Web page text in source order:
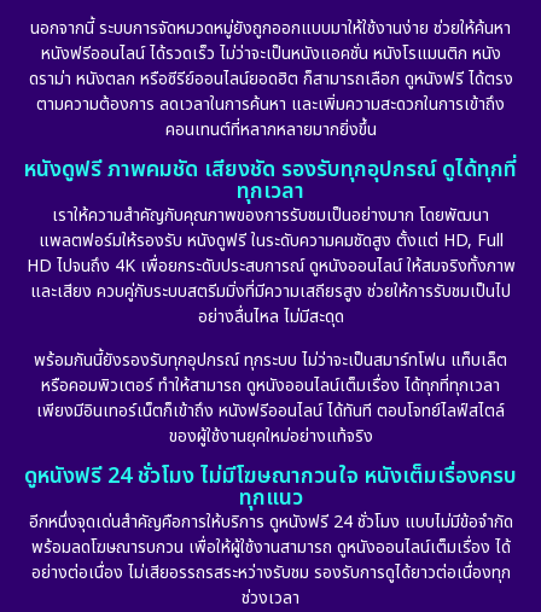
นอกจากนี้ ระบบการจัดหมวดหมู่ยังถูกออกแบบมาให้ใช้งานง่าย ช่วยให้ค้นหา
หนังฟรีออนไลน์ ได้รวดเร็ว ไม่ว่าจะเป็นหนังแอคชั่น หนังโรแมนติก หนัง
ดราม่า หนังตลก หรือซีรีย์ออนไลน์ยอดฮิต ก็สามารถเลือก ดูหนังฟรี ได้ตรง
ตามความต้องการ ลดเวลาในการค้นหา และเพิ่มความสะดวกในการเข้าถึง
คอนเทนต์ที่หลากหลายมากยิ่งขึ้น
หนังดูฟรี ภาพคมชัด เสียงชัด รองรับทุกอุปกรณ์ ดูได้ทุกที่
ทุกเวลา
เราให้ความสำคัญกับคุณภาพของการรับชมเป็นอย่างมาก โดยพัฒนา
แพลตฟอร์มให้รองรับ หนังดูฟรี ในระดับความคมชัดสูง ตั้งแต่ HD, Full
HD ไปจนถึง 4K เพื่อยกระดับประสบการณ์ ดูหนังออนไลน์ ให้สมจริงทั้งภาพ
และเสียง ควบคู่กับระบบสตรีมมิ่งที่มีความเสถียรสูง ช่วยให้การรับชมเป็นไป
อย่างลื่นไหล ไม่มีสะดุด
พร้อมกันนี้ยังรองรับทุกอุปกรณ์ ทุกระบบ ไม่ว่าจะเป็นสมาร์ทโฟน แท็บเล็ต
หรือคอมพิวเตอร์ ทำให้สามารถ ดูหนังออนไลน์เต็มเรื่อง ได้ทุกที่ทุกเวลา
เพียงมีอินเทอร์เน็ตก็เข้าถึง หนังฟรีออนไลน์ ได้ทันที ตอบโจทย์ไลฟ์สไตล์
ของผู้ใช้งานยุคใหม่อย่างแท้จริง
ดูหนังฟรี 24 ชั่วโมง ไม่มีโฆษณากวนใจ หนังเต็มเรื่องครบ
ทุกแนว
อีกหนึ่งจุดเด่นสำคัญคือการให้บริการ ดูหนังฟรี 24 ชั่วโมง แบบไม่มีข้อจำกัด
พร้อมลดโฆษณารบกวน เพื่อให้ผู้ใช้งานสามารถ ดูหนังออนไลน์เต็มเรื่อง ได้
อย่างต่อเนื่อง ไม่เสียอรรถรสระหว่างรับชม รองรับการดูได้ยาวต่อเนื่องทุก
ช่วงเวลา